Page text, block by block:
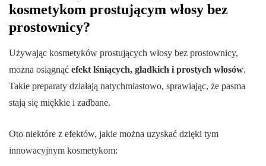
kosmetykom prostującym włosy bez
prostownicy?
Używając kosmetyków prostujących włosy bez prostownicy,
można osiągnąć efekt lśniących, gładkich i prostych włosów.
Takie preparaty działają natychmiastowo, sprawiając, że pasma
stają się miękkie i zadbane.
Oto niektóre z efektów, jakie można uzyskać dzięki tym
innowacyjnym kosmetykom: